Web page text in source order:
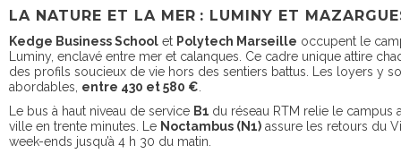
LA NATURE ET LA MER : LUMINY ET
Kedge Business School et Polytech Marseille occupent le
Luminy, enclavé entre mer et calanques. Ce cadre unique attire
des profils soucieux de vie hors des sentiers battus. Les loyers y
abordables, entre 430 et 580 €
Le bus à haut niveau de service B1 du réseau RTM relie le campus
ville en trente minutes. Le Noctambus (N1) assure les retours du
week-ends jusqu’à 4 h 30 du matin.